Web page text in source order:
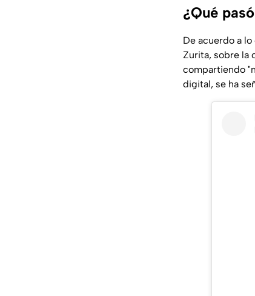
¿Qué
De acuerdo a
Zurita, sobre la
compartiendo
digital, se ha